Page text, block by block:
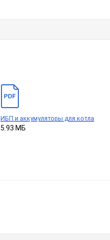
ИБП и аккумуляторы для котла
5.93 МБ